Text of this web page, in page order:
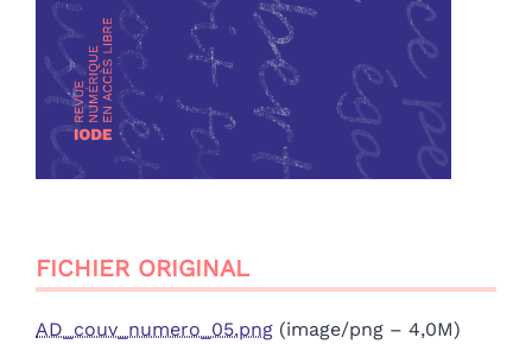
FICHIER ORIGINAL
AD_couv_numero_05.png (image/png – 4,0M)